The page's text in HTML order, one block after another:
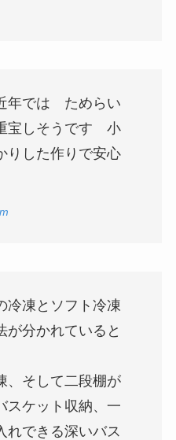
年では ためらい
宝しそうです 小
りした作りで安心
冷凍とソフト冷凍
が分かれていると
、そして二段棚が
スケット収納、一
れできる深いバス